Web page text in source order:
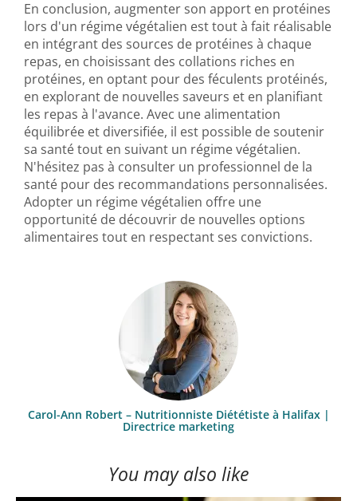
En conclusion, augmenter son apport en protéines
lors d'un régime végétalien est tout à fait réalisable
en intégrant des sources de protéines à chaque
repas, en choisissant des collations riches en
protéines, en optant pour des féculents protéinés,
en explorant de nouvelles saveurs et en planifiant
les repas à l'avance. Avec une alimentation
équilibrée et diversifiée, il est possible de soutenir
sa santé tout en suivant un régime végétalien.
N'hésitez pas à consulter un professionnel de la
santé pour des recommandations personnalisées.
Adopter un régime végétalien offre une
opportunité de découvrir de nouvelles options
alimentaires tout en respectant ses convictions.
Carol-Ann Robert – Nutritionniste Diététiste à Halifax |
Directrice marketing
You may also like